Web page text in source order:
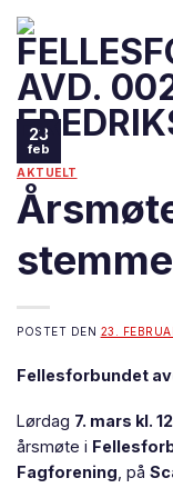
content
23
feb
AKTUELT
POSTET DEN 23.
Fellesforbundet
Lørdag 7. mars kl.
årsmøte i
Fagforening , på